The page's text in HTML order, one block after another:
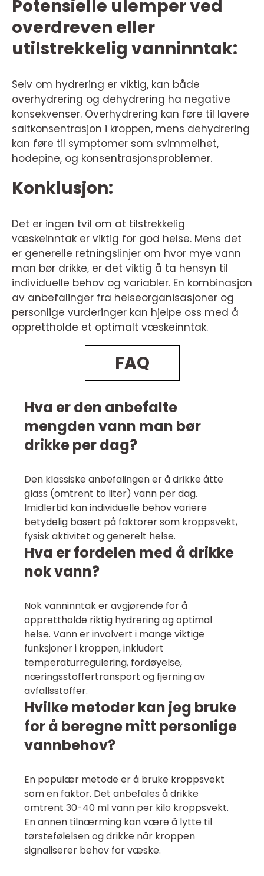
Potensielle ulemper ved
overdreven eller
utilstrekkelig vanninntak:
Selv om hydrering er viktig, kan både
overhydrering og dehydrering ha negative
konsekvenser. Overhydrering kan føre til lavere
saltkonsentrasjon i kroppen, mens dehydrering
kan føre til symptomer som svimmelhet,
hodepine, og konsentrasjonsproblemer.
Konklusjon:
Det er ingen tvil om at tilstrekkelig
væskeinntak er viktig for god helse. Mens det
er generelle retningslinjer om hvor mye vann
man bør drikke, er det viktig å ta hensyn til
individuelle behov og variabler. En kombinasjon
av anbefalinger fra helseorganisasjoner og
personlige vurderinger kan hjelpe oss med å
opprettholde et optimalt væskeinntak.
FAQ
Hva er den anbefalte
mengden vann man bør
drikke per dag?
Den klassiske anbefalingen er å drikke åtte
glass (omtrent to liter) vann per dag.
Imidlertid kan individuelle behov variere
betydelig basert på faktorer som kroppsvekt,
fysisk aktivitet og generelt helse.
Hva er fordelen med å drikke
nok vann?
Nok vanninntak er avgjørende for å
opprettholde riktig hydrering og optimal
helse. Vann er involvert i mange viktige
funksjoner i kroppen, inkludert
temperaturregulering, fordøyelse,
næringsstoffertransport og fjerning av
avfallsstoffer.
Hvilke metoder kan jeg bruke
for å beregne mitt personlige
vannbehov?
En populær metode er å bruke kroppsvekt
som en faktor. Det anbefales å drikke
omtrent 30-40 ml vann per kilo kroppsvekt.
En annen tilnærming kan være å lytte til
tørstefølelsen og drikke når kroppen
signaliserer behov for væske.